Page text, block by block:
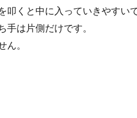
くと中に入っていきやすいで
は片側だけです。
ん。